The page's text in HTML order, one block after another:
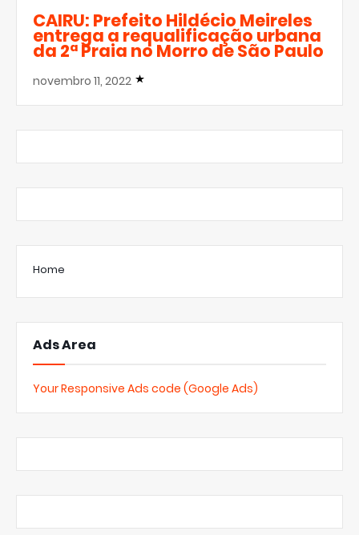
CAIRU: Prefeito Hildécio Meireles
entrega a requalificação urbana
da 2ª Praia no Morro de São Paulo
novembro 11, 2022
Home
Ads Area
Your Responsive Ads code (Google Ads)